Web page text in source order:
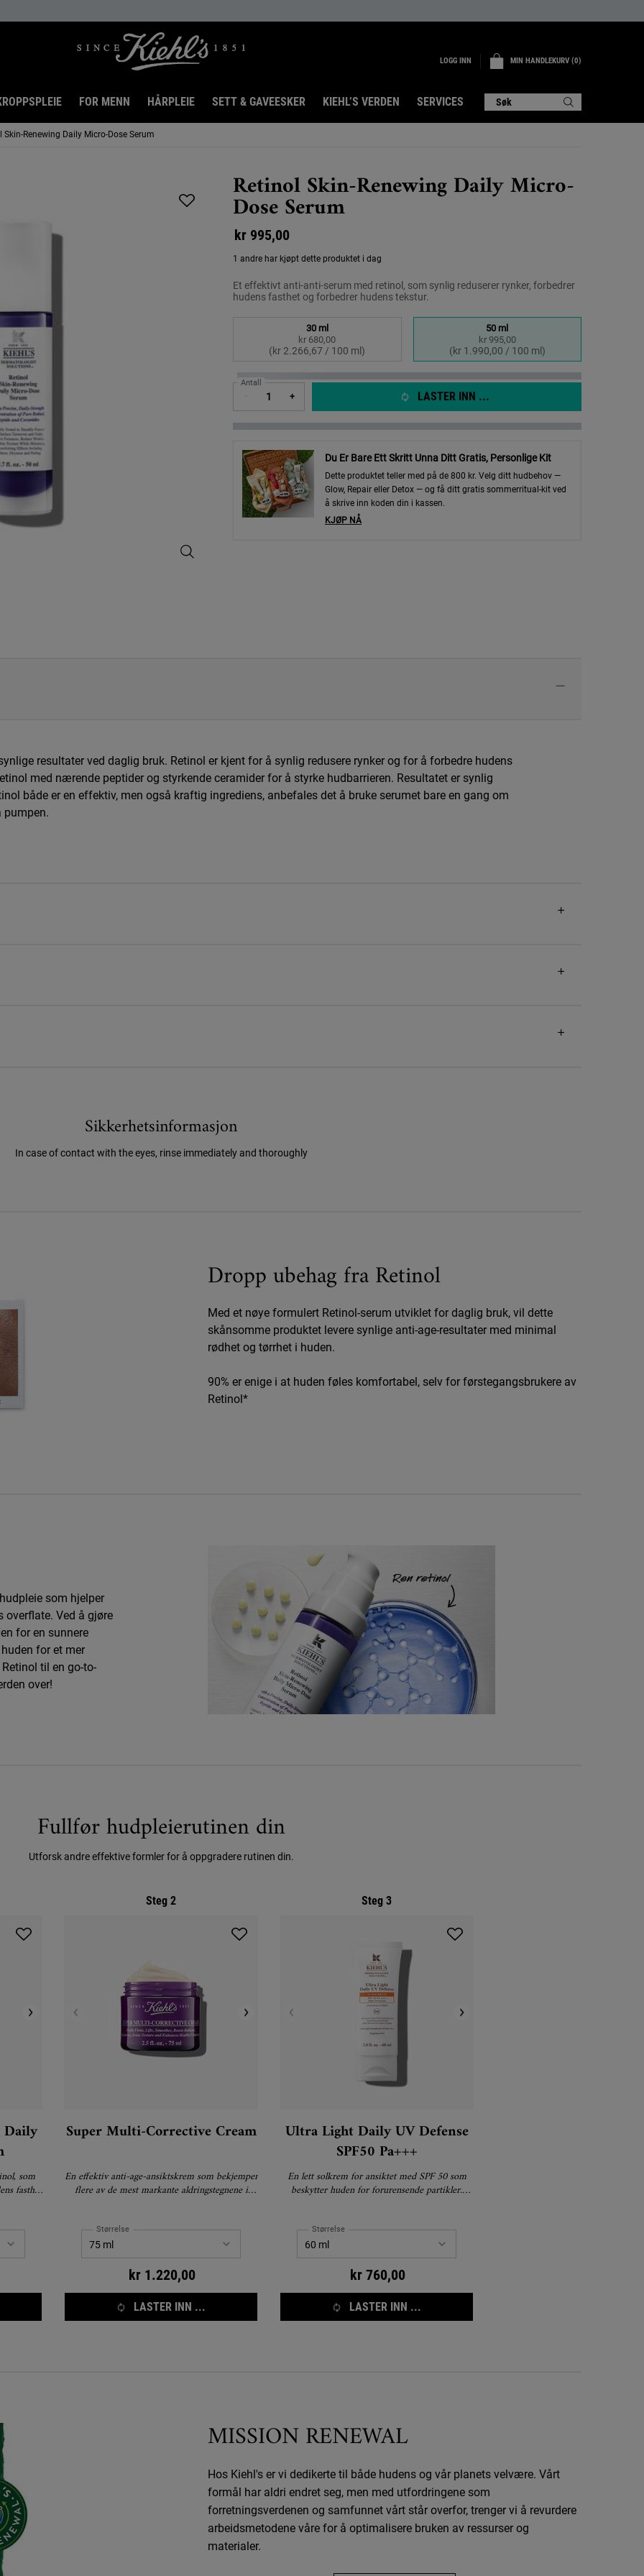
LOGG INN MIN HANDLEKURV 0
0 PRODUKT
FOR MENN HÅRPLEIE SETT & GAVEESKER KIEHL’S VERDEN SERVICES Søk
Skin-Renewing Daily Micro-Dose Serum
Retinol Skin-Renewing Daily Micro-
Dose Serum
kr 995,00
1 andre har kjøpt dette produktet i dag
Retinol Skin-Renewing Daily Micro-Dose Serum - Zoom image
Et effektivt anti-anti-serum med retinol, som synlig reduserer rynker, forbedrer
hudens fasthet og forbedrer hudens tekstur.
Selected
30 ml
kr 680,00
(kr 2.266,67 / 100 ml)
, 1 of 2 Selected
50 ml
kr 995,00
(kr 1.990,00 / 100 ml)
, 2 of 2
Antall
+ LASTER INN ...
Du Er Bare Ett Skritt Unna Ditt Gratis, Personlige Kit
Dette produktet teller med på de 800 kr. Velg ditt hudbehov —
Glow, Repair eller Detox — og få ditt gratis sommerritual-kit ved
å skrive inn koden din i kassen.
KJØP NÅ
resultater ved daglig bruk. Retinol er kjent for å synlig redusere rynker og for å forbedre hudens
med nærende peptider og styrkende ceramider for å styrke hudbarrieren. Resultatet er synlig
både er en effektiv, men også kraftig ingrediens, anbefales det å bruke serumet bare en gang om
pumpen.
Sikkerhetsinformasjon
In case of contact with the eyes, rinse immediately and thoroughly
Dropp ubehag fra Retinol
Med et nøye formulert Retinol-serum utviklet for daglig bruk, vil dette
skånsomme produktet levere synlige anti-age-resultater med minimal
rødhet og tørrhet i huden.
90% er enige i at huden føles komfortabel, selv for førstegangsbrukere av
Retinol*
som hjelper
overflate. Ved å gjøre
for en sunnere
for et mer
til en go-to-
over!
Fullfør hudpleierutinen din
Utforsk andre effektive formler for å oppgradere rutinen din.
som
fasthet
Steg 2
Super Multi-Corrective Cream
En effektiv anti-age-ansiktskrem som bekjemper
flere av de mest markante aldringstegnene i
Størrelse
kr 1.220,00
LASTER INN ...
Steg 3
Ultra Light Daily UV Defense
SPF50 Pa+++
En lett solkrem for ansiktet med SPF 50 som
beskytter huden for forurensende partikler.
Størrelse
kr 760,00
LASTER INN ...
MISSION RENEWAL
Hos Kiehl's er vi dedikerte til både hudens og vår planets velvære. Vårt
formål har aldri endret seg, men med utfordringene som
forretningsverdenen og samfunnet vårt står overfor, trenger vi å revurdere
arbeidsmetodene våre for å optimalisere bruken av ressurser og
materialer.